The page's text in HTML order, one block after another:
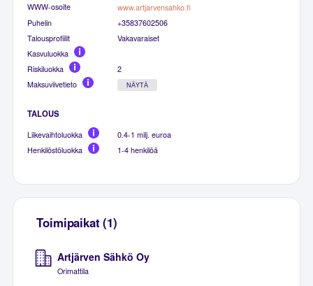
WWW-osoite
www.artjarvensahko.fi
Puhelin
+35837602506
Talousprofiilit
Vakavaraiset
Kasvuluokka
Riskiluokka
2
Maksuviivetieto
NÄYTÄ
TALOUS
Liikevaihtoluokka
0.4-1 milj. euroa
Henkilöstöluokka
1-4 henkilöä
Toimipaikat (1)
Artjärven Sähkö Oy
Orimattila